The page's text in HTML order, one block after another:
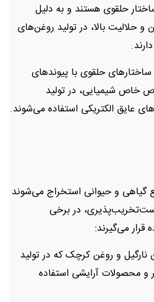
حلقوی هستند و به دلیل
حلالیت بالا، در تولید روغن‌های
حلقوی با پیوندهای
خاص شیمیایی، در تولید
عایق الکتریکی استفاده می‌شوند.
گیاهی و حیوانی استخراج می‌شوند
در برخی
قرار می‌گیرند:
نارگیل و روغن کرچک که در تولید
و محصولات آرایشی استفاده